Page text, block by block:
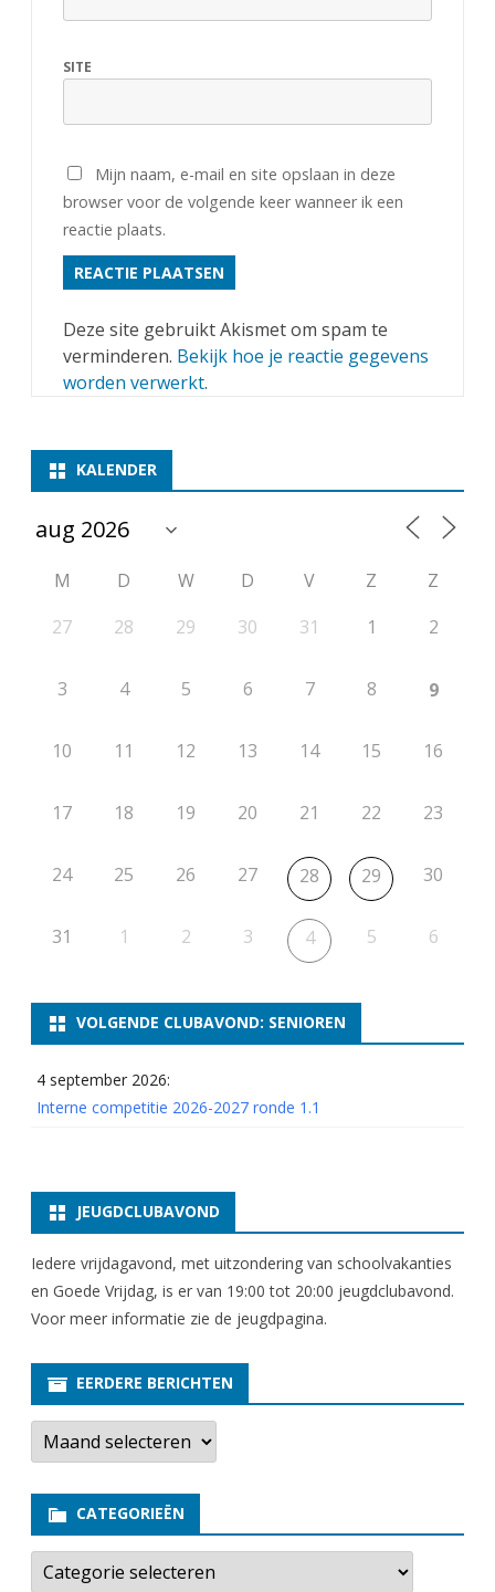
SITE
Mijn naam, e-mail en site opslaan in deze
browser voor de volgende keer wanneer ik een
reactie plaats.
Deze site gebruikt Akismet om spam te
verminderen. Bekijk hoe je reactie gegevens
worden verwerkt.
KALENDER
M D W D V Z
Z
27
28 29 30 31 1 2
3 4 5 6 7 8 9
10 11 12 13 14 15 16
17 18 19 20 21 22 23
24 25 26 27 28 29 30
31 1 2 3 4 5 6
VOLGENDE CLUBAVOND: SENIOREN
4 september 2026:
Interne competitie 2026-2027 ronde 1.1
JEUGDCLUBAVOND
Iedere vrijdagavond, met uitzondering van schoolvakanties
en Goede Vrijdag, is er van 19:00 tot 20:00 jeugdclubavond.
Voor meer informatie zie de jeugdpagina.
EERDERE BERICHTEN
E
r
e
e
b
CATEGORIEËN
C